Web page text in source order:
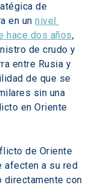
de
en un nivel
hace dos años,
de crudo y
entre Rusia y
de que se
sin una
en Oriente
de Oriente
afecten a su red
directamente con